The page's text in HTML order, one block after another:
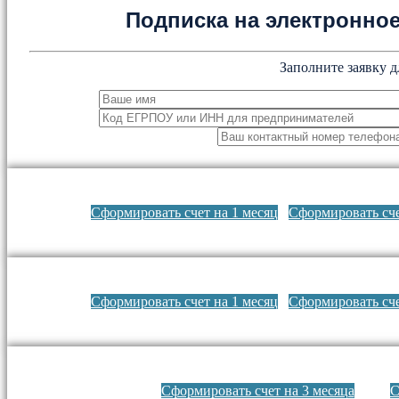
Подписка на
Заполните заявку
Сформировать счет на 1 месяц Сформировать
Сформировать счет на 1 месяц Сформировать
Сформировать счет на 3 месяца